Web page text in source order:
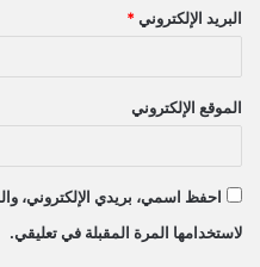
البريد الإلكتروني *
الموقع الإلكتروني
احفظ اسمي، بريدي الإلكتروني،
لاستخدامها المرة المقبلة في تعليقي.